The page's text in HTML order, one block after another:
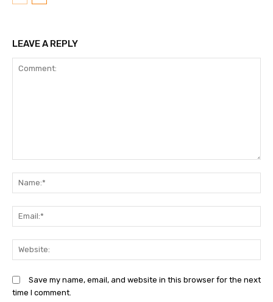
LEAVE A REPLY
Save my name, email, and website in this browser for the next
time I comment.